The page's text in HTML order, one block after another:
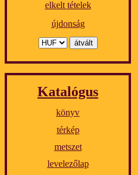
elkelt tételek
újdonság
Katalógus
könyv
térkép
metszet
levelezőlap